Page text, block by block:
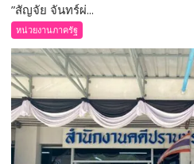
”สัญจัย จันทร์ผ่...
หน่วยงานภาครัฐ